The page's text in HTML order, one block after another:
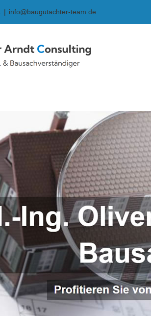
| info@baugutachter-team.de